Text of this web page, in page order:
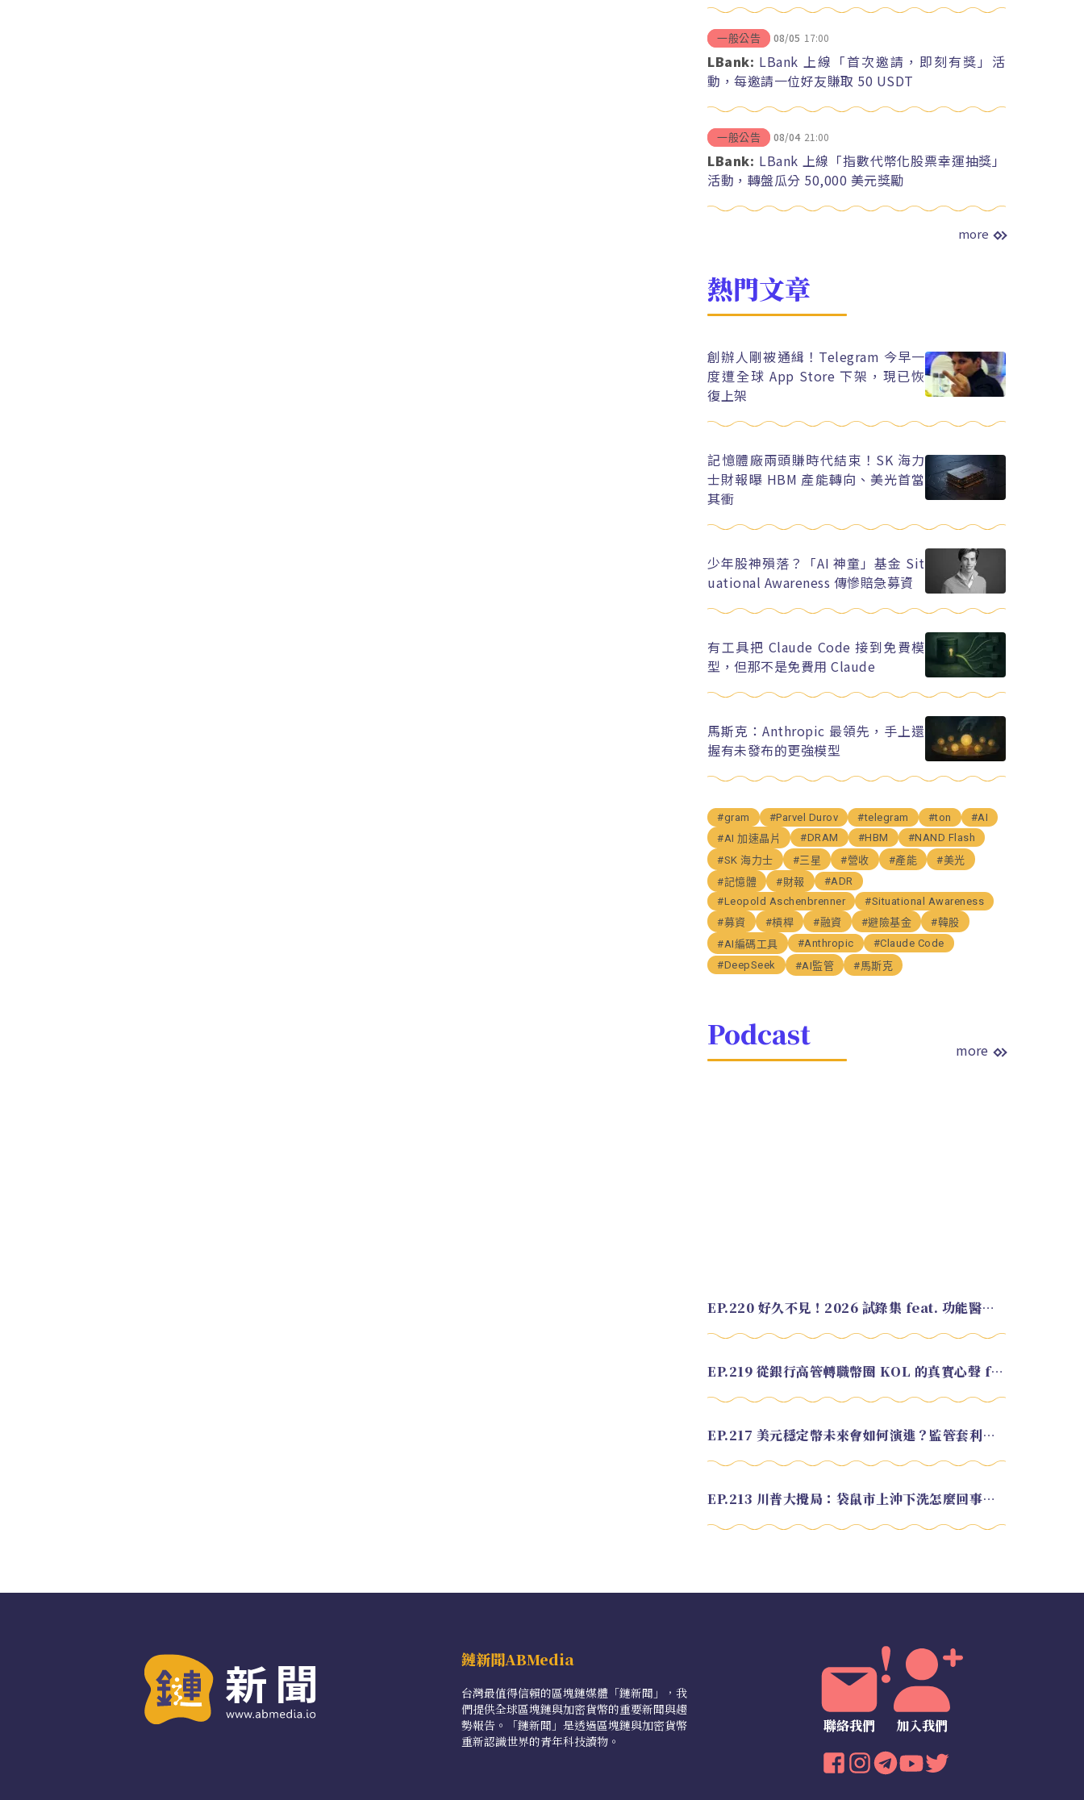
一般公告 08/05 17:00
LBank: LBank 上線「首次邀請，即刻有獎」活
動，每邀請一位好友賺取 50 USDT
一般公告 08/04 21:00
LBank: LBank 上線「指數代幣化股票幸運抽獎」
活動，轉盤瓜分 50,000 美元獎勵
more
熱門文章
創辦人剛被通緝！Telegram 今早一
度遭全球 App Store 下架，現已恢
復上架
記憶體廠兩頭賺時代結束！SK 海力
士財報曝 HBM 產能轉向、美光首當
其衝
少年股神殞落？「AI 神童」基金 Sit
uational Awareness 傳慘賠急募資
有工具把 Claude Code 接到免費模
型，但那不是免費用 Claude
馬斯克：Anthropic 最領先，手上還
握有未發布的更強模型
#gram #Parvel Durov #telegram #ton
#AI
#AI 加速晶片
#DRAM #HBM
#NAND Flash
#SK 海力士
#三星 #營收 #產能
#美光
#記憶體
#財報
#ADR
#Leopold Aschenbrenner
#Situational Awareness
#募資
#槓桿 #融資 #避險基金
#韓股
#AI編碼工具
#Anthropic
#Claude Code
#DeepSeek
#AI監管 #馬斯克
Podcast more
EP.220 好久不見！2026 試錄集 feat. 功能醫學營養師 美寶
EP.219 從銀行高管轉職幣圈 KOL 的真實心聲 feat.龜大
EP.217 美元穩定幣未來會如何演進？監管套利終將收斂？feat. 研究員 余哲安
EP.213 川普大攪局：袋鼠市上沖下洗怎麼回事？feat. Alvin
鏈新聞ABMedia
台灣最值得信賴的區塊鏈媒體「鏈新聞」，我
們提供全球區塊鏈與加密貨幣的重要新聞與趨
勢報告。「鏈新聞」是透過區塊鏈與加密貨幣
重新認識世界的青年科技讀物。
聯絡我們 加入我們